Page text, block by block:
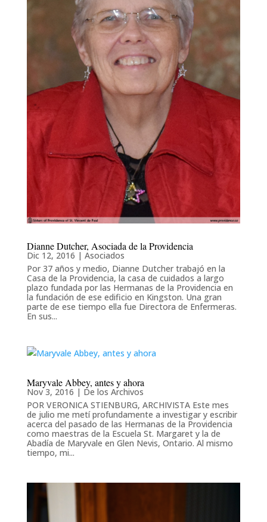
Dianne Dutcher, Asociada de la Providencia
Dic 12, 2016 | Asociados
Por 37 años y medio, Dianne Dutcher trabajó en la
Casa de la Providencia, la casa de cuidados a largo
plazo fundada por las Hermanas de la Providencia en
la fundación de ese edificio en Kingston. Una gran
parte de ese tiempo ella fue Directora de Enfermeras.
En sus...
Maryvale Abbey, antes y ahora
Nov 3, 2016 | De los Archivos
POR VERONICA STIENBURG, ARCHIVISTA Este mes
de julio me metí profundamente a investigar y escribir
acerca del pasado de las Hermanas de la Providencia
como maestras de la Escuela St. Margaret y la de
Abadía de Maryvale en Glen Nevis, Ontario. Al mismo
tiempo, mi...